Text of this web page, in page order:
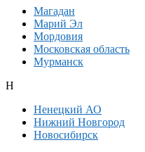
Магадан
Марий Эл
Мордовия
Московская область
Мурманск
Н
Ненецкий АО
Нижний Новгород
Новосибирск